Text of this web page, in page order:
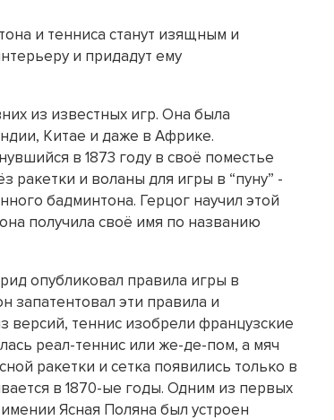
и тенниса станут изящным и
и придадут ему
из известных игр. Она была
Китае и даже в Африке.
в 1873 году в своё поместье
ракетки и воланы для игры в “пуну” -
бадминтона. Герцог научил этой
получила своё имя по названию
опубликовал правила игры в
запатентовал эти правила и
версий, теннис изобрели французские
реал-теннис или же-де-пом, а мяч
ракетки и сетка появились только в
в 1870-ые годы. Одним из первых
Ясная Поляна был устроен